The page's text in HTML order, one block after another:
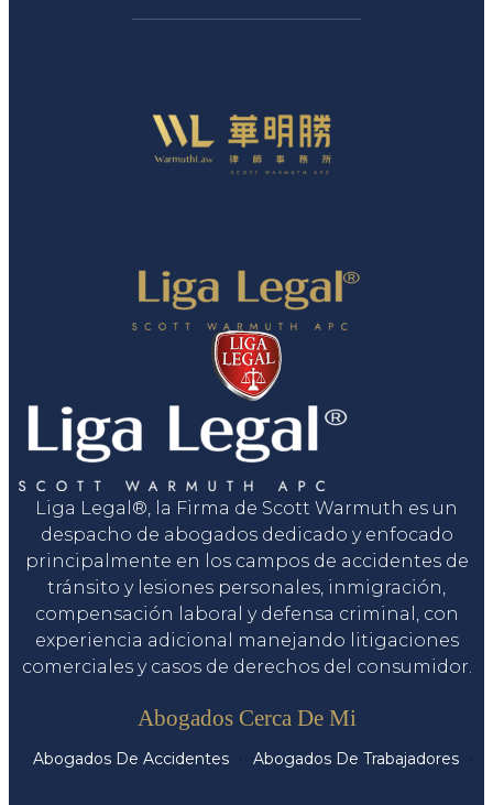
Liga Legal®, la Firma de Scott Warmuth es un
despacho de abogados dedicado y enfocado
principalmente en los campos de accidentes de
tránsito y lesiones personales, inmigración,
compensación laboral y defensa criminal, con
experiencia adicional manejando litigaciones
comerciales y casos de derechos del consumidor.
Abogados Cerca De Mi
Abogados De Accidentes Abogados De Trabajadores